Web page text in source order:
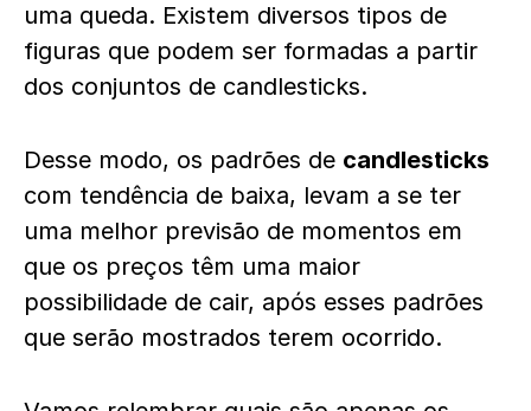
uma queda. Existem diversos tipos de
figuras que podem ser formadas a partir
dos conjuntos de candlesticks.
Desse modo, os padrões de candlesticks
com tendência de baixa, levam a se ter
uma melhor previsão de momentos em
que os preços têm uma maior
possibilidade de cair, após esses padrões
que serão mostrados terem ocorrido.